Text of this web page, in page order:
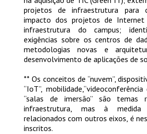
projetos de infraestrutura para
impacto dos projetos de Internet
infraestrutura do campus;
exigências sobre os centros de
metodologias novas e
desenvolvimento de aplicações de
** Os conceitos de “nuvem”,
“IoT”,
“salas de imersão” são temas
infraestrutura, mas à
relacionados com outros eixos, é
inscritos.